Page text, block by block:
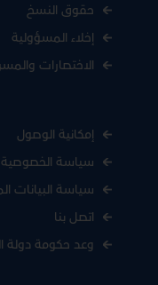
حقوق النسخ
إخلاء المسؤولية
الاختصارات والمسرد
إمكانية الوصول
سياسة الخصوصية
سياسة البيانات
اتصل بنا
وعد حكومة دولة